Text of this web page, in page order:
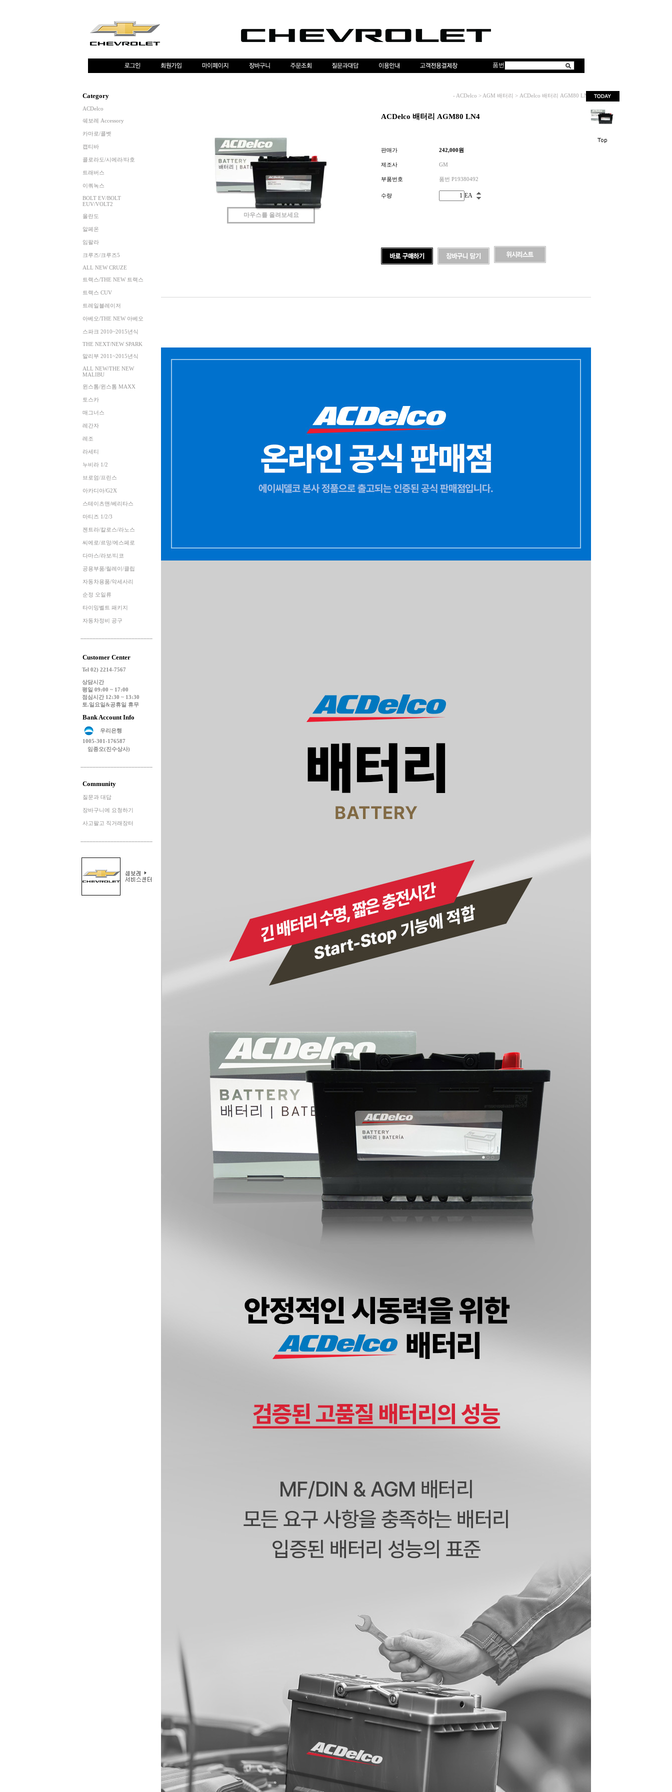
품번
Category
ACDelco
쉐보레 Accessory
카마로/콜벳
캡티바
콜로라도/시에라/타호
트래버스
이쿼녹스
BOLT EV/BOLT
EUV/VOLT2
올란도
알페온
임팔라
크루즈/크루즈5
ALL NEW CRUZE
트랙스/THE NEW 트랙스
트랙스 CUV
트레일블레이저
아베오/THE NEW 아베오
스파크 2010~2015년식
THE NEXT/NEW SPARK
말리부 2011~2015년식
ALL NEW/THE NEW
MALIBU
윈스톰/윈스톰 MAXX
토스카
매그너스
레간자
레조
라세티
누비라 1/2
브로엄/프린스
아카디아/G2X
스테이츠맨/베리타스
마티즈 1/2/3
젠트라/칼로스/라노스
씨에로/르망/에스페로
다마스/라보/티코
공용부품/릴레이/클립
자동차용품/악세사리
순정 오일류
타이밍벨트 패키지
자동차정비 공구
Customer Center
Tel 02) 2214-7567
상담시간
평일 09:00 ~ 17:00
점심시간 12:30 ~ 13:30
토.일요일&공휴일 휴무
Bank Account Info
우리은행
1005-301-176587
임종오(진수상사)
Community
질문과 대답
장바구니에 요청하기
사고팔고 직거래장터
- ACDelco > AGM 배터리 > ACDelco 배터리 AGM80 LN4
마우스를 올려보세요
ACDelco 배터리 AGM80 LN4
판매가 242,000원
제조사 GM
부품번호 품번 P19380492
수량 EA